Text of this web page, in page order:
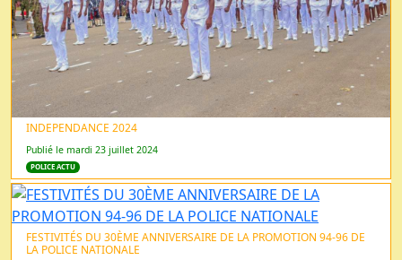
INDEPENDANCE 2024
Publié le mardi 23 juillet 2024
POLICE ACTU
FESTIVITÉS DU 30ÈME ANNIVERSAIRE DE LA PROMOTION 94-96 DE
LA POLICE NATIONALE